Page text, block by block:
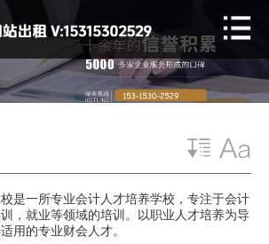
是一所专业会计人才培养学校，专注于会计
，就业等领域的培训。以职业人才培养为导
用的专业财会人才。